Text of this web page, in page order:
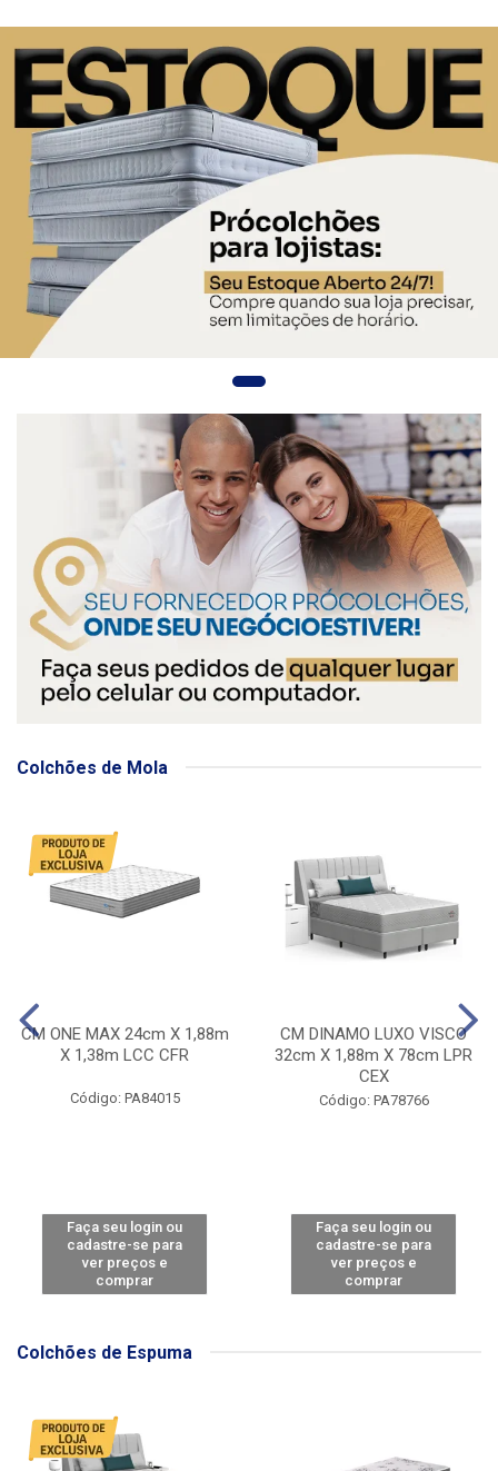
Colchões de Mola
CM ONE MAX 24cm X 1,88m
X 1,38m LCC CFR
Código: PA84015
Faça seu login ou
cadastre-se para
ver preços e
comprar
CM DINAMO LUXO VISCO
32cm X 1,88m X 78cm LPR
CEX
Código: PA78766
Faça seu login ou
cadastre-se para
ver preços e
comprar
Colchões de Espuma